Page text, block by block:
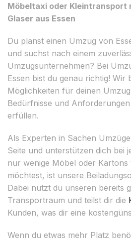
Möbeltaxi oder Kleintransport
Glaser aus Essen
Du planst einen Umzug von
und suchst nach einem
Umzugsunternehmen? Bei
Essen bist du genau richtig! Wir
Möglichkeiten für deinen
Bedürfnisse und
erfüllen.
Als Experten in Sachen
Seite und unterstützen dich bei
nur wenige Möbel oder
möchtest, ist unsere
Dabei nutzt du unseren bereits
Transportraum und teilst dir die
Kunden, was dir eine
Wenn du etwas mehr Platz